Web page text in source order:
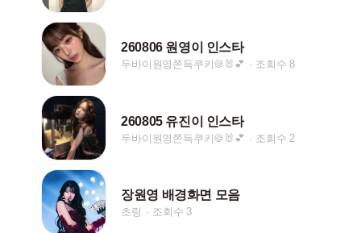
260806 원영이 인스타
두바이원영쫀득쿠키🍪🐰💕 조회수 8
260805 유진이 인스타
두바이원영쫀득쿠키🍪🐰💕 조회수 2
장원영 배경화면 모음
초링 조회수 3